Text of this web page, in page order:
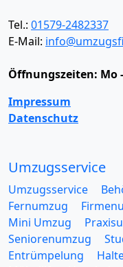
Tel.: 01579-2482337
E-Mail:
Öffnungszeiten: Mo
Impressum
Datenschutz
Umzugsservice
Umzugsservice
Fernumzug
Mini Umzug
Seniorenumzug
Entrümpelung